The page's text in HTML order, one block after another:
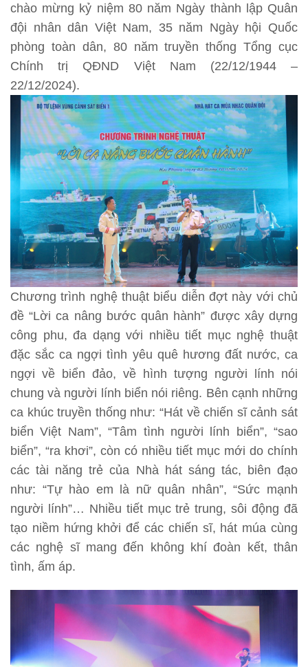
chào mừng kỷ niệm 80 năm Ngày thành lập Quân
đội nhân dân Việt Nam, 35 năm Ngày hội Quốc
phòng toàn dân, 80 năm truyền thống Tổng cục
Chính trị QĐND Việt Nam (22/12/1944 –
22/12/2024).
Chương trình nghệ thuật biểu diễn đợt này với chủ
đề “Lời ca nâng bước quân hành” được xây dựng
công phu, đa dạng với nhiều tiết mục nghệ thuật
đặc sắc ca ngợi tình yêu quê hương đất nước, ca
ngợi về biển đảo, về hình tượng người lính nói
chung và người lính biển nói riêng. Bên cạnh những
ca khúc truyền thống như: “Hát về chiến sĩ cảnh sát
biển Việt Nam”, “Tâm tình người lính biển”, “sao
biển”, “ra khơi”, còn có nhiều tiết mục mới do chính
các tài năng trẻ của Nhà hát sáng tác, biên đạo
như: “Tự hào em là nữ quân nhân”, “Sức mạnh
người lính”… Nhiều tiết mục trẻ trung, sôi động đã
tạo niềm hứng khởi để các chiến sĩ, hát múa cùng
các nghệ sĩ mang đến không khí đoàn kết, thân
tình, ấm áp.